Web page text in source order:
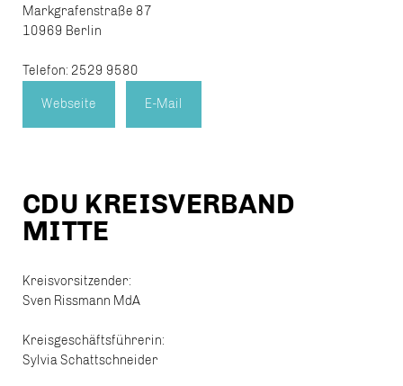
Markgrafenstraße 87
10969 Berlin
Telefon: 2529 9580
Webseite E-Mail
CDU KREISVERBAND
MITTE
Kreisvorsitzender:
Sven Rissmann MdA
Kreisgeschäftsführerin:
Sylvia Schattschneider